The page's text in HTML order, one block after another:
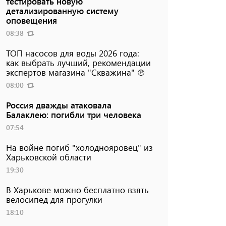
детализированную систему
оповещения
08:38
ТОП насосов для воды 2026 года:
как выбрать лучший, рекомендации
экспертов магазина "Скважина" ℗
08:00
Россия дважды атаковала
Балаклею: погибли три человека
07:54
На войне погиб "холоднояровец" из
Харьковской области
19:30
В Харькове можно бесплатно взять
велосипед для прогулки
18:10